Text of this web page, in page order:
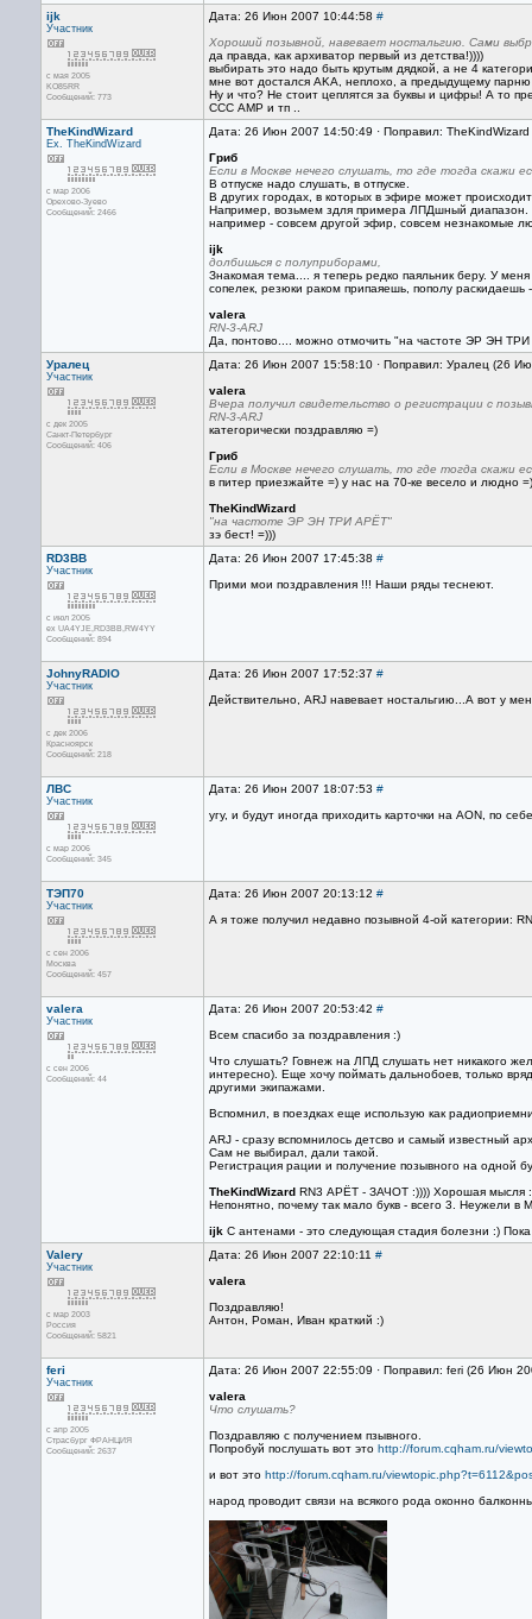
ijk
Участник
с мая 2005
KO85RR
Сообщений: 773
Дата: 26 Июн 2007 10:44:58 #
Хороший позывной, навевает ностальгию. Сами
да правда, как архиватор первый из детства!))))
выбирать это надо быть крутым дядкой, а не 4
мне вот достался AKA, неплохо, а предыдущему
Ну и что? Не стоит цеплятся за буквы и цифры! А то
ССС АМР и тп ..
TheKindWizard
Ex. TheKindWizard
с мар 2006
Орехово-Зуево
Сообщений: 2466
Дата: 26 Июн 2007 14:50:49 · Поправил:
Гриб
Если в Москве нечего слушать, то где тогда скажи
В отпуске надо слушать, в отпуске.
В других городах, в которых в эфире может
Например, возьмем здля примера ЛПДшный диапазон.
например - совсем другой эфир, совсем незнакомые
ijk
долбишься с полуприборами,
Знакомая тема.... я теперь редко паяльник беру. У
сопелек, резюки раком припаяешь, пополу раскидаешь
valera
RN-3-ARJ
Да, понтово.... можно отмочить "на частоте ЭР ЭН
Уралец
Участник
с дек 2005
Санкт-Петербург
Сообщений: 406
Дата: 26 Июн 2007 15:58:10 · Поправил: Уралец (26
valera
Вчера получил свидетельство о регистрации с
RN-3-ARJ
категорически поздравляю =)
Гриб
Если в Москве нечего слушать, то где тогда скажи
в питер приезжайте =) у нас на 70-ке весело и людно =)
TheKindWizard
"на частоте ЭР ЭН ТРИ АРЁТ"
зэ бест! =)))
RD3BB
Участник
с июл 2005
ex UA4YJE,RD3BB,RW4YY
Сообщений: 894
Дата: 26 Июн 2007 17:45:38 #
Прими мои поздравления !!! Наши ряды теснеют.
JohnyRADIO
Участник
с дек 2006
Красноярск
Сообщений: 218
Дата: 26 Июн 2007 17:52:37 #
Действительно, ARJ навевает ностальгию...А вот у
ЛВС
Участник
с мар 2006
Сообщений: 345
Дата: 26 Июн 2007 18:07:53 #
угу, и будут иногда приходить карточки на AON, по
ТЭП70
Участник
с сен 2006
Москва
Сообщений: 457
Дата: 26 Июн 2007 20:13:12 #
А я тоже получил недавно позывной 4-ой категории:
valera
Участник
с сен 2006
Сообщений: 44
Дата: 26 Июн 2007 20:53:42 #
Всем спасибо за поздравления :)
Что слушать? Говнеж на ЛПД слушать нет никакого
интересно). Еще хочу поймать дальнобоев, только
другими экипажами.
Вспомнил, в поездках еще использую как
ARJ - сразу вспомнилось детсво и самый известный
Сам не выбирал, дали такой.
Регистрация рации и получение позывного на одной
TheKindWizard RN3 АРЁТ - ЗАЧОТ :)))) Хорошая мысля
Непонятно, почему так мало букв - всего 3. Неужели в
ijk С антенами - это следующая стадия болезни :)
Valery
Участник
с мар 2003
Россия
Сообщений: 5821
Дата: 26 Июн 2007 22:10:11 #
valera
Поздравляю!
Антон, Роман, Иван краткий :)
feri
Участник
с апр 2005
Страсбург ФРАНЦИЯ
Сообщений: 2637
Дата: 26 Июн 2007 22:55:09 · Поправил: feri (26 Июн
valera
Что слушать?
Поздравляю с получением пзывного.
Попробуй послушать вот это http://forum.cqham.ru/
и вот это http://forum.cqham.ru/
народ проводит связи на всякого рода оконно